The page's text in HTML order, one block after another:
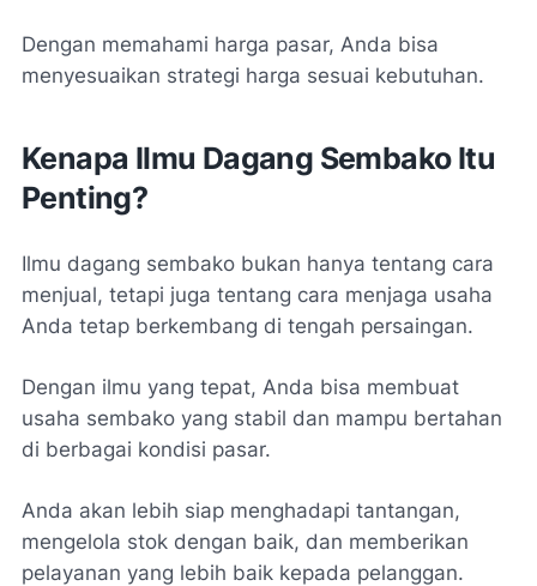
Dengan memahami harga pasar, Anda bisa
menyesuaikan strategi harga sesuai kebutuhan.
Kenapa Ilmu Dagang Sembako Itu
Penting?
Ilmu dagang sembako bukan hanya tentang cara
menjual, tetapi juga tentang cara menjaga usaha
Anda tetap berkembang di tengah persaingan.
Dengan ilmu yang tepat, Anda bisa membuat
usaha sembako yang stabil dan mampu bertahan
di berbagai kondisi pasar.
Anda akan lebih siap menghadapi tantangan,
mengelola stok dengan baik, dan memberikan
pelayanan yang lebih baik kepada pelanggan.